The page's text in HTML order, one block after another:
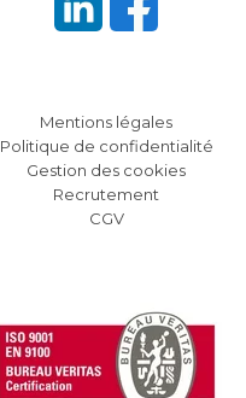
Mentions légales
Politique de confidentialité
Gestion des cookies
Recrutement
CGV